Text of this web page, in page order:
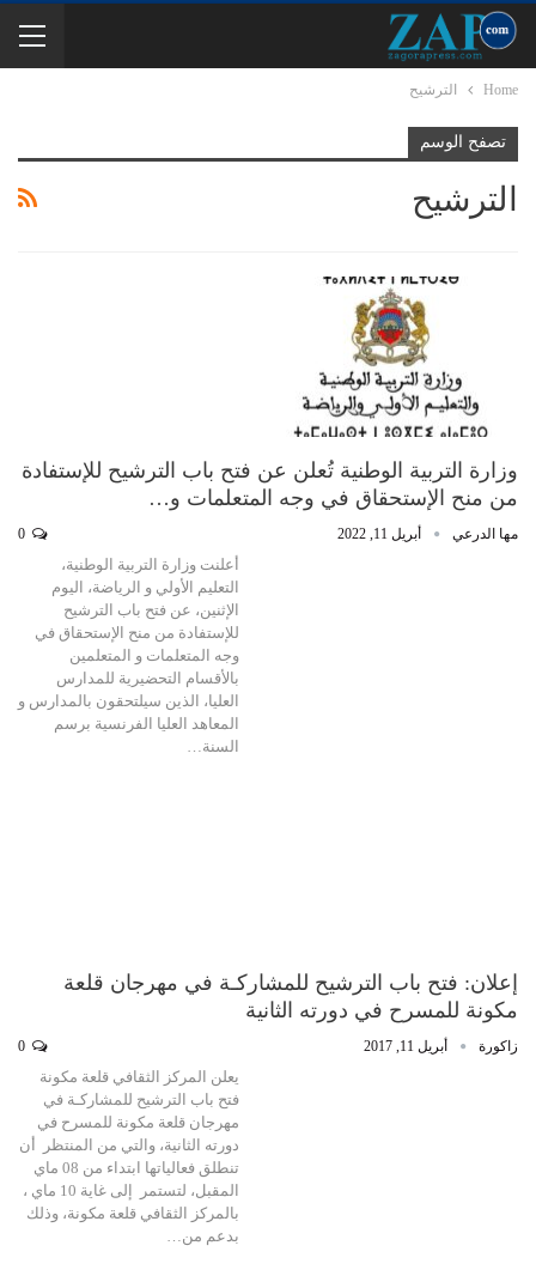
Home الترشيح
تصفح الوسم
الترشيح
وزارة التربية الوطنية تُعلن عن فتح باب الترشيح للإستفادة
من منح الإستحقاق في وجه المتعلمات و…
مها الدرعي أبريل 11, 2022
أعلنت وزارة التربية الوطنية،
التعليم الأولي و الرياضة، اليوم
الإثنين، عن فتح باب الترشيح
للإستفادة من منح الإستحقاق في
وجه المتعلمات و المتعلمين
بالأقسام التحضيرية للمدارس
العليا، الذين سيلتحقون بالمدارس و
المعاهد العليا الفرنسية برسم
السنة…
إعلان: فتح باب الترشيح للمشاركـة في مهرجان قلعة
مكونة للمسرح في دورته الثانية
زاكورة أبريل 11, 2017
يعلن المركز الثقافي قلعة مكونة
فتح باب الترشيح للمشاركـة في
مهرجان قلعة مكونة للمسرح في
دورته الثانية، والتي من المنتظر أن
تنطلق فعالياتها ابتداء من 08 ماي
المقبل، لتستمر إلى غاية 10 ماي ،
بالمركز الثقافي قلعة مكونة، وذلك
بدعم من…